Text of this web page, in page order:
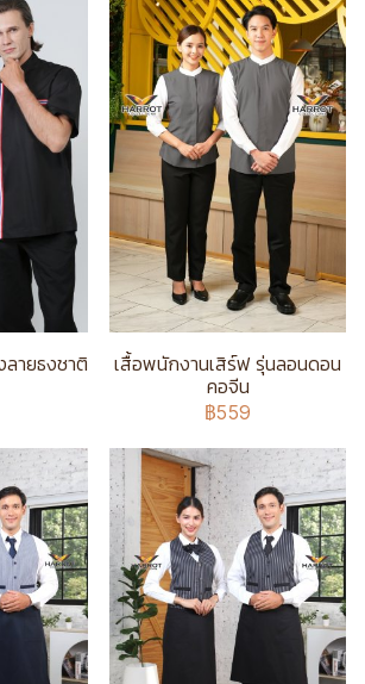
ายธงชาติ เสื้อพนักงานเสิร์ฟ รุ่นลอนดอน
คอจีน
฿559